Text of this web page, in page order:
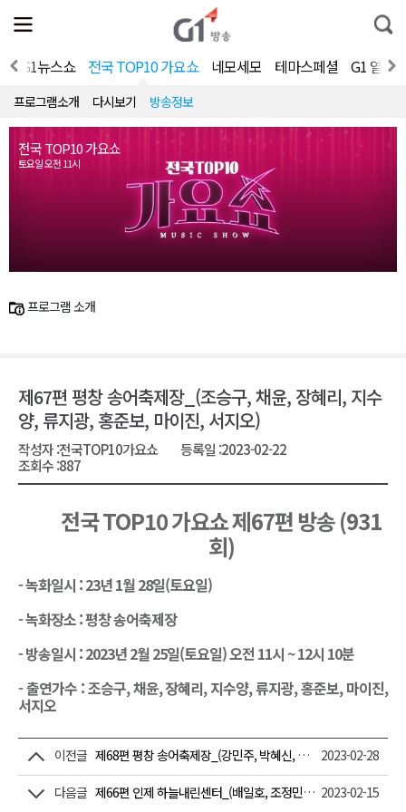
전
체
뉴
열
통
합
색
G1뉴스쇼 전국 TOP10 가요쇼 네모세모 테마스페셜 G1 열린
프로그램소개 다시보기 방송정보
전국 TOP10 가요쇼
토요일 오전 11시
프로그램 소개
제67편 평창 송어축제장_(조승구, 채윤, 장혜리, 지수
양, 류지광, 홍준보, 마이진, 서지오)
작성자 :전국TOP10가요쇼 등록일 :2023-02-22
조회수 :887
전국 TOP10 가요쇼 제67편 방송 (931
회)
-녹화일시 : 23년 1월 28일(토요일)
- 녹화장소 : 평창 송어축제장
- 방송일시 : 2023년 2월 25일(토요일) 오전 11시 ~ 12시 10분
- 출연가수 :조승구, 채윤, 장혜리, 지수양, 류지광, 홍준보, 마이진,
서지오
이전글 제68편 평창 송어축제장_(강민주, 박혜신, 이용주, 영지, 천가연, 신우리, 윤수현, 박상철) 2023-02-28
다음글 제66편 인제 하늘내린센터_(배일호, 조정민, 김의영, 최연화, 전영민, 금윤아, 최진희) 2023-02-15